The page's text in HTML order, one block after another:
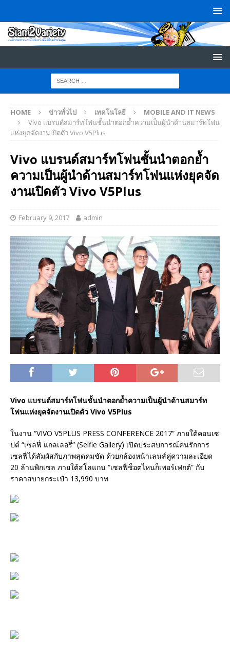
HOME ข่าวทั่วไป เทคโนโลยี
MOBILE AND IT NEWS
Vivo แบรนด์สมาร์ทโฟนชั้นนำตอกย้ำความเป็นผู้นำด้านสมาร์ทโฟน
แห่งยุคจัดงานเปิดตัว Vivo V5Plus
Vivo แบรนด์สมาร์ทโฟนชั้นนำตอกย้ำ
ความเป็นผู้นำด้านสมาร์ทโฟนแห่งยุคจัด
งานเปิดตัว Vivo V5Plus
February 9, 2017 admin
Vivo แบรนด์สมาร์ทโฟนชั้นนำตอกย้ำความเป็นผู้นำด้านสมาร์ท
โฟนแห่งยุคจัดงานเปิดตัว Vivo V5Plus
ในงาน “VIVO V5PLUS PRESS CONFERENCE 2017” ภายใต้คอนเซ
ปต์ “เซลฟี่ แกลเลอรี่” (Selfie Gallery) เปิดประสบการณ์คนรักการ
เซลฟี่ได้สัมผัสกับภาพสุดคมชัด ด้วยกล้องหน้าเลนส์คู่ความละเอียด
20 ล้านพิกเซล ภายใต้สโลแกน “เซลฟี่ช็อตไหนก็เพอร์เฟกต์” กับ
ราคาสบายกระเป๋า 13,990 บาท